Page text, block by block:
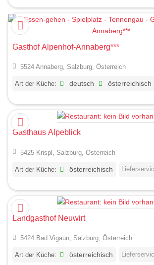
Gasthof Alpenhof-Annaberg***
5524 Annaberg, Salzburg, Österreich
Art der Küche: deutsch österreichisch
Gasthaus Alpeblick
5425 Krispl, Salzburg, Österreich
Art der Küche: österreichisch
Landgasthof Neuwirt
5424 Bad Vigaun, Salzburg, Österreich
Art der Küche: österreichisch